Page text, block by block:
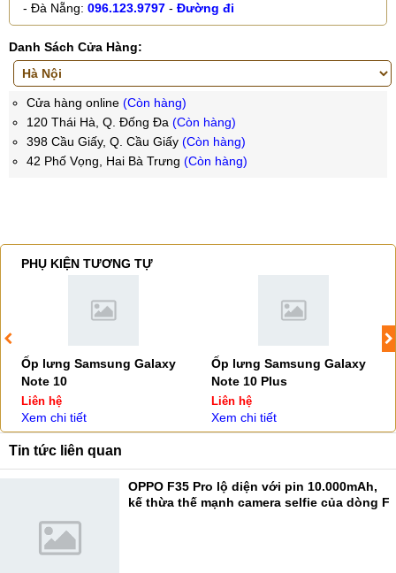
- Đà Nẵng: 096.123.9797 - Đường đi
Danh Sách Cửa Hàng:
Cửa hàng online (Còn hàng)
120 Thái Hà, Q. Đống Đa (Còn hàng)
398 Cầu Giấy, Q. Cầu Giấy (Còn hàng)
42 Phố Vọng, Hai Bà Trưng (Còn hàng)
PHỤ KIỆN TƯƠNG TỰ
Ốp lưng Samsung Galaxy
Note 10
Liên hệ
Xem chi tiết
Ốp lưng Samsung Galaxy
Note 10 Plus
Liên hệ
Xem chi tiết
Tin tức liên quan
OPPO F35 Pro lộ diện với pin 10.000mAh,
kế thừa thế mạnh camera selfie của dòng F